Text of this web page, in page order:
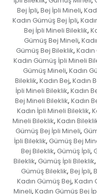
Bej İpli, Bej İpli Mineli,
Kadın Gümüş Bej İpli,
Bej İpli Mineli Bileklik,
Gümüş Bej Mineli,
Gümüş Bej Bileklik,
Kadın Gümüş İpli Mineli
Gümüş Mineli, Kadın
Bileklik, Kadın Bej, Kadın
İpli Mineli Bileklik, Kadın
Bej Mineli Bileklik, Kadın
Kadın İpli Mineli Bileklik,
Mineli Bileklik, Kadın
Gümüş Bej İpli Mineli,
İpli Bileklik, Gümüş Bej
Bej Bileklik, Gümüş İpli,
Bileklik, Gümüş İpli Bileklik,
Gümüş Bileklik, Bej İpli,
Kadın Gümüş Bej, Kadın
Mineli, Kadın Gümüş Bej